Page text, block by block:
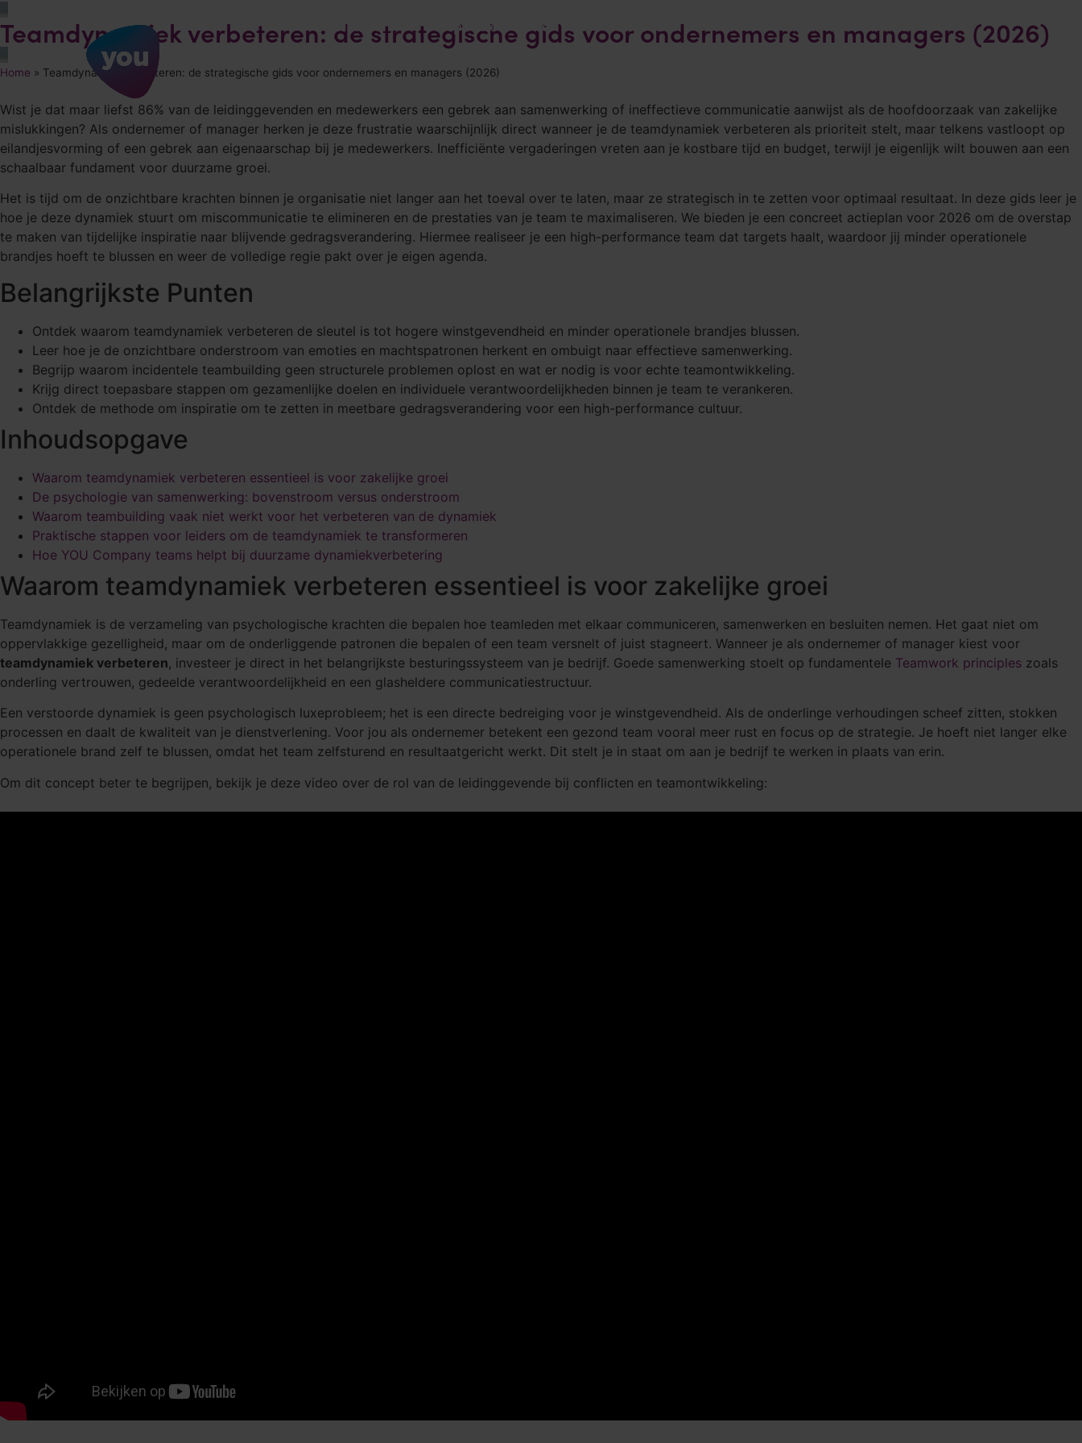
Diensten Inspiratie Over YOU Ons team Contact Gratis kennismaken
Teamdynamiek verbeteren: de strategische gids voor ondernemers en managers (2026)
Home » Teamdynamiek verbeteren: de strategische gids voor ondernemers en managers (2026)
Wist je dat maar liefst 86% van de leidinggevenden en medewerkers een gebrek aan samenwerking of ineffectieve communicatie aanwijst als de hoofdoorzaak van zakelijke
mislukkingen? Als ondernemer of manager herken je deze frustratie waarschijnlijk direct wanneer je de teamdynamiek verbeteren als prioriteit stelt, maar telkens vastloopt op
eilandjesvorming of een gebrek aan eigenaarschap bij je medewerkers. Inefficiënte vergaderingen vreten aan je kostbare tijd en budget, terwijl je eigenlijk wilt bouwen aan een
schaalbaar fundament voor duurzame groei.
Het is tijd om de onzichtbare krachten binnen je organisatie niet langer aan het toeval over te laten, maar ze strategisch in te zetten voor optimaal resultaat. In deze gids leer je
hoe je deze dynamiek stuurt om miscommunicatie te elimineren en de prestaties van je team te maximaliseren. We bieden je een concreet actieplan voor 2026 om de overstap
te maken van tijdelijke inspiratie naar blijvende gedragsverandering. Hiermee realiseer je een high-performance team dat targets haalt, waardoor jij minder operationele
brandjes hoeft te blussen en weer de volledige regie pakt over je eigen agenda.
Belangrijkste Punten
Ontdek waarom teamdynamiek verbeteren de sleutel is tot hogere winstgevendheid en minder operationele brandjes blussen.
Leer hoe je de onzichtbare onderstroom van emoties en machtspatronen herkent en ombuigt naar effectieve samenwerking.
Begrijp waarom incidentele teambuilding geen structurele problemen oplost en wat er nodig is voor echte teamontwikkeling.
Krijg direct toepasbare stappen om gezamenlijke doelen en individuele verantwoordelijkheden binnen je team te verankeren.
Ontdek de methode om inspiratie om te zetten in meetbare gedragsverandering voor een high-performance cultuur.
Inhoudsopgave
Waarom teamdynamiek verbeteren essentieel is voor zakelijke groei
De psychologie van samenwerking: bovenstroom versus onderstroom
Waarom teambuilding vaak niet werkt voor het verbeteren van de dynamiek
Praktische stappen voor leiders om de teamdynamiek te transformeren
Hoe YOU Company teams helpt bij duurzame dynamiekverbetering
Waarom teamdynamiek verbeteren essentieel is voor zakelijke groei
Teamdynamiek is de verzameling van psychologische krachten die bepalen hoe teamleden met elkaar communiceren, samenwerken en besluiten nemen. Het gaat niet om
oppervlakkige gezelligheid, maar om de onderliggende patronen die bepalen of een team versnelt of juist stagneert. Wanneer je als ondernemer of manager kiest voor
teamdynamiek verbeteren, investeer je direct in het belangrijkste besturingssysteem van je bedrijf. Goede samenwerking stoelt op fundamentele Teamwork principles zoals
onderling vertrouwen, gedeelde verantwoordelijkheid en een glasheldere communicatiestructuur.
Een verstoorde dynamiek is geen psychologisch luxeprobleem; het is een directe bedreiging voor je winstgevendheid. Als de onderlinge verhoudingen scheef zitten, stokken
processen en daalt de kwaliteit van je dienstverlening. Voor jou als ondernemer betekent een gezond team vooral meer rust en focus op de strategie. Je hoeft niet langer elke
operationele brand zelf te blussen, omdat het team zelfsturend en resultaatgericht werkt. Dit stelt je in staat om aan je bedrijf te werken in plaats van erin.
Om dit concept beter te begrijpen, bekijk je deze video over de rol van de leidinggevende bij conflicten en teamontwikkeling: